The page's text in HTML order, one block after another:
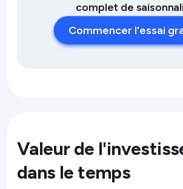
complet de
Commencer l'essai
Valeur de
dans le temps